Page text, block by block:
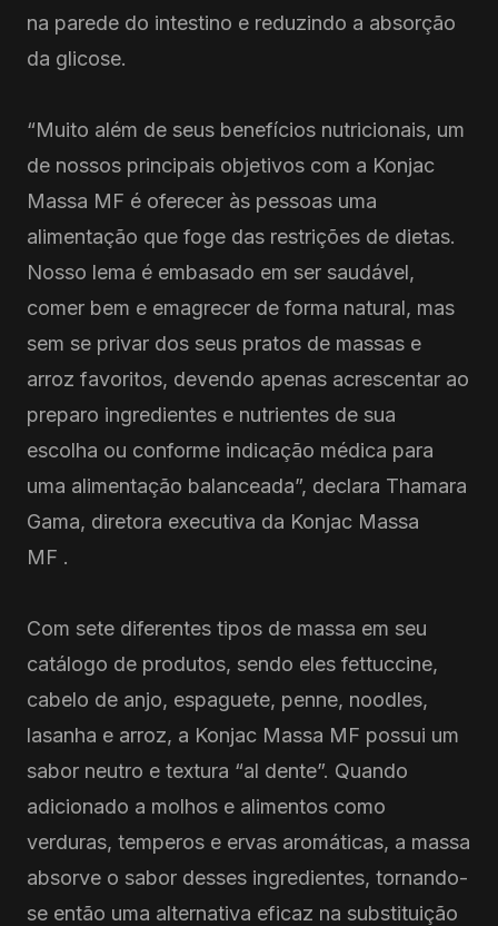
na parede do intestino e reduzindo a absorção
da glicose.
“Muito além de seus benefícios nutricionais, um
de nossos principais objetivos com a Konjac
Massa MF é oferecer às pessoas uma
alimentação que foge das restrições de dietas.
Nosso lema é embasado em ser saudável,
comer bem e emagrecer de forma natural, mas
sem se privar dos seus pratos de massas e
arroz favoritos, devendo apenas acrescentar ao
preparo ingredientes e nutrientes de sua
escolha ou conforme indicação médica para
uma alimentação balanceada”, declara Thamara
Gama, diretora executiva da Konjac Massa
MF .
Com sete diferentes tipos de massa em seu
catálogo de produtos, sendo eles fettuccine,
cabelo de anjo, espaguete, penne, noodles,
lasanha e arroz, a Konjac Massa MF possui um
sabor neutro e textura “al dente”. Quando
adicionado a molhos e alimentos como
verduras, temperos e ervas aromáticas, a massa
absorve o sabor desses ingredientes, tornando-
se então uma alternativa eficaz na substituição